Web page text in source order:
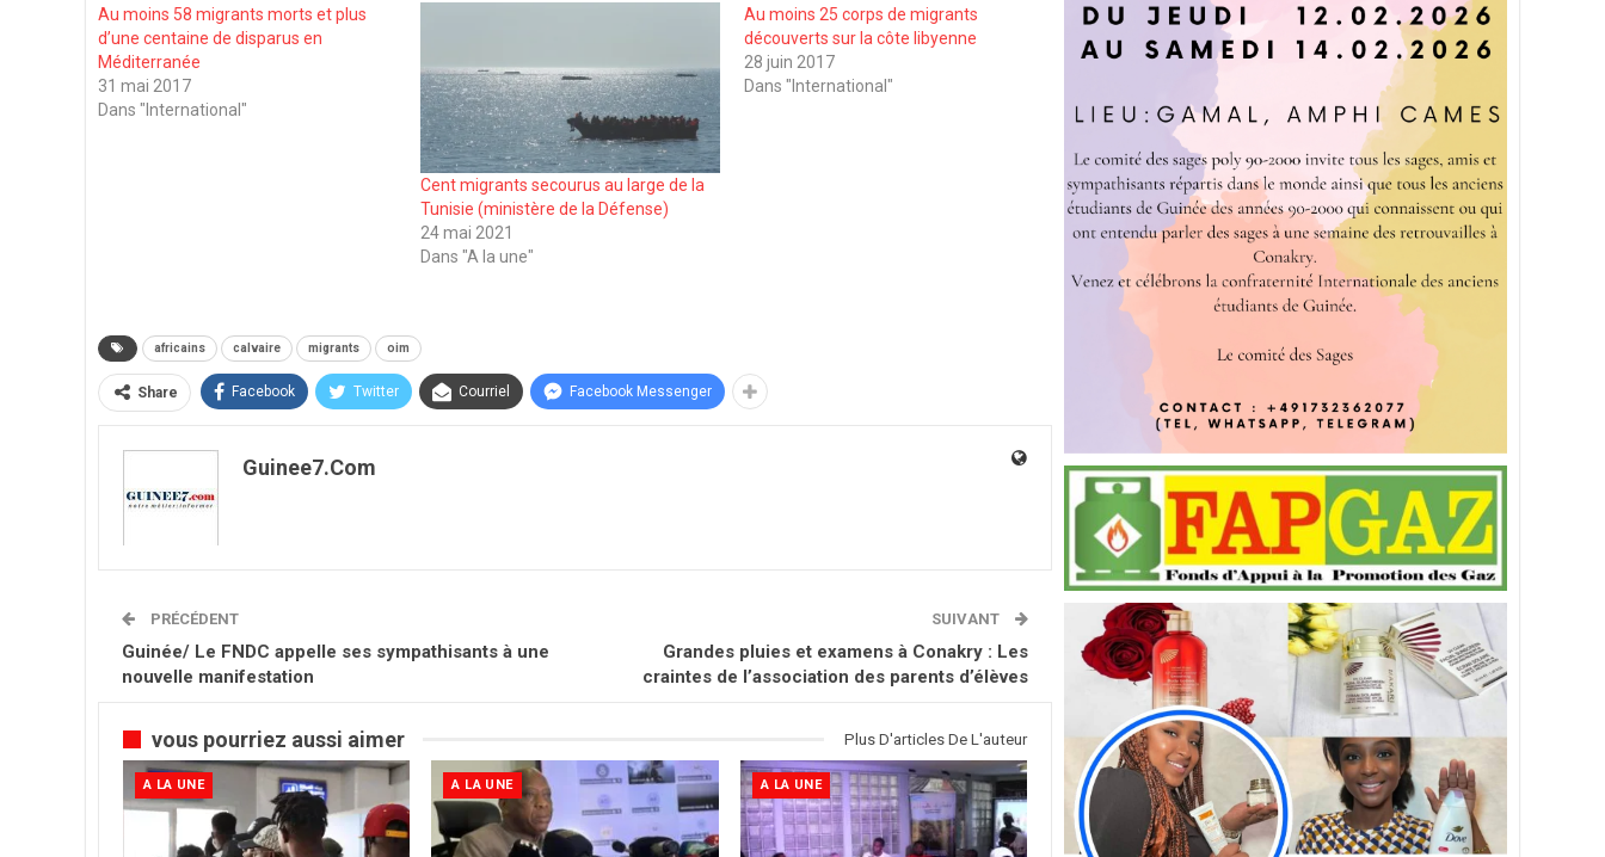
Au moins 58 migrants morts et plus
d’une centaine de disparus en
Méditerranée
31 mai 2017
Dans "International"
Cent migrants secourus au large de la
Tunisie (ministère de la Défense)
24 mai 2021
Dans "A la une"
Au moins 25 corps de migrants
découverts sur la côte libyenne
28 juin 2017
Dans "International"
africains calvaire migrants oim
Share Facebook Twitter Courriel Facebook Messenger
Guinee7.com
PRÉCÉDENT
Guinée/ Le FNDC appelle ses sympathisants à une
nouvelle manifestation
SUIVANT
Grandes pluies et examens à Conakry : Les
craintes de l’association des parents d’élèves
vous pourriez aussi aimer Plus D'articles De L'auteur
A LA UNE A LA UNE A LA UNE